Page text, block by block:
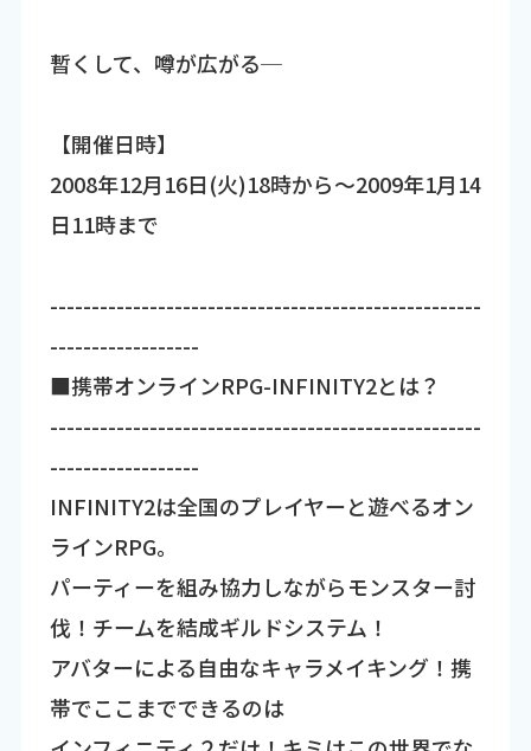
暫くして、噂が広がる─
【開催日時】
2008年12月16日(火)18時から～2009年1月14
日11時まで
----------------------------------------------------
------------------
■携帯オンラインRPG-INFINITY2とは？
----------------------------------------------------
------------------
INFINITY2は全国のプレイヤーと遊べるオン
ラインRPG。
パーティーを組み協力しながらモンスター討
伐！チームを結成ギルドシステム！
アバターによる自由なキャラメイキング！携
帯でここまでできるのは